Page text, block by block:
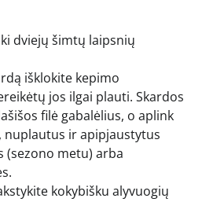
dviejų šimtų laipsnių
išklokite kepimo
jos ilgai plauti. Skardos
filė gabalėlius, o aplink
nuplautus ir apipjaustytus
(sezono metu) arba
kokybišku alyvuogių